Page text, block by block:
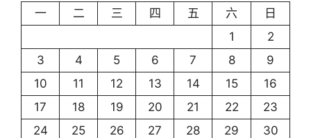
一
二 三 四 五 六
日
1
2
3
4 5 6 7 8
9
10
11 12 13 14 15
16
17
18 19 20 21 22
23
24
25 26 27 28 29
30